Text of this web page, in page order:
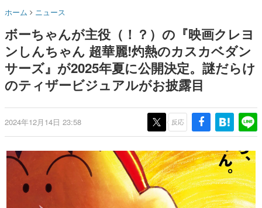
ゲームに多大な影響を受けた作家さんに取材し、ゲームが
日本のコンテンツ産業やカルチャーに与えた影響を探る企
画です。
日本モバイルゲーム産業史
日本のモバイルゲーム史における主要なトピック・タイト
ルを網羅するほか、開発者へのインタビューや識者による
解説を掲載。約20年の歴史が一望できる決定版！
『うつヌケ』『ペンと箸』等で知られるマンガ家・田中圭
一先生によるゲーム業界レポートマンガです。
なんでゲームは面白い？
ゲーム開発者・hamatsu氏がゲームの魅力を画面や操作の
具体的な形から解き明かしていく、硬派で骨太な評論連載
です。
ゲームが変えた日本語
PC（Steam）、PS5、Xbox、
Switch向けにリリース予定
や、萌え声不思議ちゃん女子と
青春を謳歌
ホーム ニュース
ボーちゃんが主役（！？）の『映画クレヨ
ンしんちゃん 超華麗!灼熱のカスカベダン
サーズ』が2025年夏に公開決定。謎だらけ
のティザービジュアルがお披露目
2024年12月14日 23:58 反応